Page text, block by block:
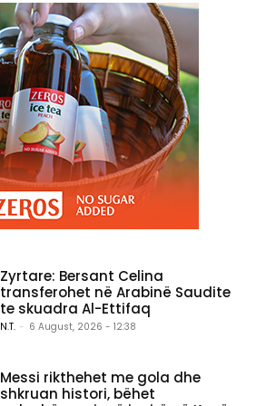
Zyrtare: Bersant Celina
transferohet në Arabinë Saudite
te skuadra Al-Ettifaq
N.T. - 6 August, 2026 - 12:38
Messi rikthehet me gola dhe
shkruan histori, bëhet